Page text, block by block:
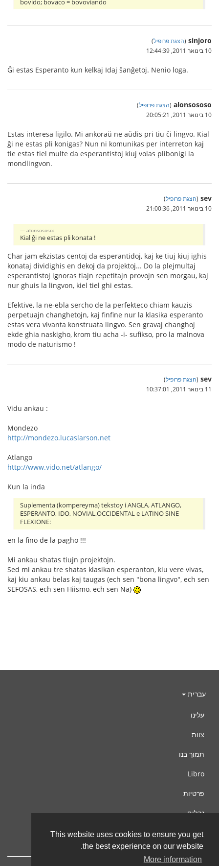
This website uses cookies to ensure you get
the best experience on our website.
More information
bovido; bovaco = bovoviando
sinjoro
(הצגת פרופיל)
10 בינואר 2011, 12:44:39
Ĝi estas Esperanto kun kelkaj Idaj ŝanĝetoj. Nenio loga.
alonsososo
(הצגת פרופיל)
10 בינואר 2011, 20:05:21
Estas interesa ligilo. Mi ankoraŭ ne aŭdis pri tiu ĉi lingvo. Kial
ĝi ne estas pli konigas? Nun ni komunikas per interreton kaj
tie estas tiel multe da esperantistoj kiuj volas plibonigi la
mondlingvon.
sev
(הצגת פרופיל)
10 בינואר 2011, 21:00:36
alonsososo:
Kial ĝi ne estas pli konata !
Char jam ekzistas centoj da esperantidoj, kaj ke tiuj kiuj ighis
konataj dividighis en dekoj da projektoj... Do la plejmultaj
esperantistoj ignoras tiajn repetitajn provojn sen morgau, kaj
nur ghuis la lingvon, kiel tiel ghi estas.
Efektive, la ne-ebla sercho de la perfekteco chiam kauzis
perpetuajn changhetojn, kaj finfine nur la klasika esperanto
estas vera vivanta konstruata lingvo. Sen gravaj changhoj
ekde ghia naskigho, krom tiu acha -i- sufikso, pro la malnova
modo de naturismo !
sev
(הצגת פרופיל)
11 בינואר 2011, 10:37:01
Vidu ankau :
Mondezo
http://mondezo.lucaslarson.net
Atlango
http://www.vido.net/atlango/
Kun la inda
Suplementa (kompereyma) tekstoy i ANGLA, ATLANGO,
ESPERANTO, IDO, NOVIAL,OCCIDENTAL e LATINO SINE
FLEXIONE:
en la fino de la pagho !!!
Mi ankau shatas tiujn projektojn.
Sed mi ankau tre shatas klasikan esperanton, kiu vere vivas,
kaj kiu ankau belas kaj taugas (ech sen "bona lingvo", ech sen
SEFOSAS, ech sen Hiismo, ech sen Na)
עברית
עלינו
צוות
תמוך בנו
Libro
פרטיות
נהלים
צור קשר